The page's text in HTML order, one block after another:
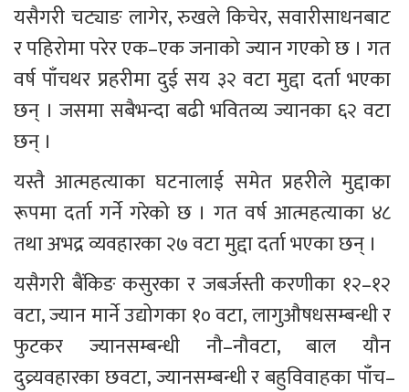
यसैगरी चट्याङ लागेर, रुखले किचेर, सवारीसाधनबाट
र पहिरोमा परेर एक–एक जनाको ज्यान गएको छ । गत
वर्ष पाँचथर प्रहरीमा दुई सय ३२ वटा मुद्दा दर्ता भएका
छन् । जसमा सबैभन्दा बढी भवितव्य ज्यानका ६२ वटा
छन् ।
यस्तै आत्महत्याका घटनालाई समेत प्रहरीले मुद्दाका
रूपमा दर्ता गर्ने गरेको छ । गत वर्ष आत्महत्याका ४८
तथा अभद्र व्यवहारका २७ वटा मुद्दा दर्ता भएका छन् ।
यसैगरी बैंकिङ कसुरका र जबर्जस्ती करणीका १२–१२
वटा, ज्यान मार्ने उद्योगका १० वटा, लागुऔषधसम्बन्धी र
फुटकर ज्यानसम्बन्धी नौ–नौवटा, बाल यौन
दुव्र्यवहारका छवटा, ज्यानसम्बन्धी र बहुविवाहका पाँच–